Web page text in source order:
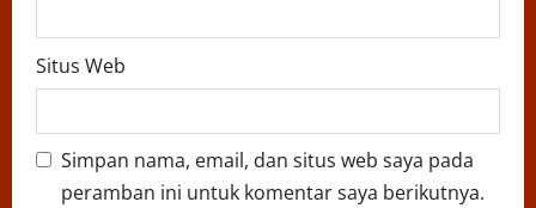
Situs Web
Simpan nama, email, dan situs web saya pada
peramban ini untuk komentar saya berikutnya.